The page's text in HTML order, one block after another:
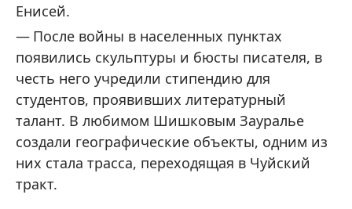
Енисей.
После войны в населенных пунктах
появились скульптуры и бюсты писателя, в
честь него учредили стипендию для
студентов, проявивших литературный
талант. В любимом Шишковым Зауралье
создали географические объекты, одним из
них стала трасса, переходящая в Чуйский
тракт.